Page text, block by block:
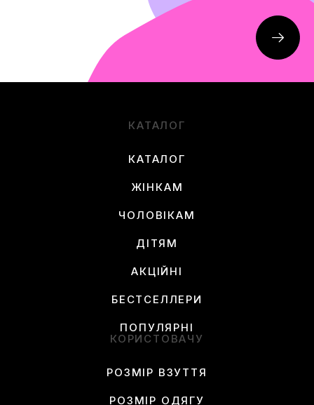
КАТАЛОГ
КАТАЛОГ
ЖІНКАМ
ЧОЛОВІКАМ
ДІТЯМ
АКЦІЙНІ
БЕСТСЕЛЛЕРИ
ПОПУЛЯРНІ
КОРИСТОВАЧУ
РОЗМІР ВЗУТТЯ
РОЗМІР ОДЯГУ